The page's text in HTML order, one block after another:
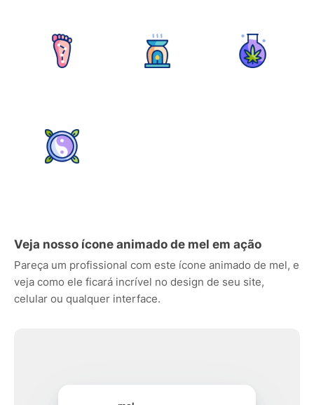
Veja nosso ícone animado de mel em ação
Pareça um profissional com este ícone animado de mel, e
veja como ele ficará incrível no design de seu site,
celular ou qualquer interface.